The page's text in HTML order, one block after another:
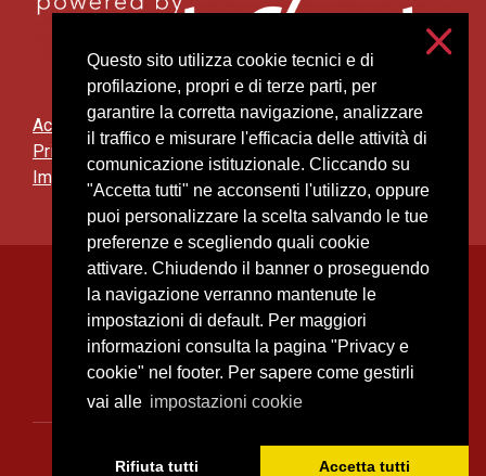
Questo sito utilizza cookie tecnici e di
profilazione, propri e di terze parti, per
garantire la corretta navigazione, analizzare
il traffico e misurare l'efficacia delle attività di
comunicazione istituzionale. Cliccando su
"Accetta tutti" ne acconsenti l'utilizzo, oppure
puoi personalizzare la scelta salvando le tue
preferenze e scegliendo quali cookie
attivare. Chiudendo il banner o proseguendo
la navigazione verranno mantenute le
impostazioni di default. Per maggiori
informazioni consulta la pagina "Privacy e
cookie" nel footer. Per sapere come gestirli
vai alle impostazioni cookie
Rifiuta tutti Accetta tutti
Accessibilità
Privacy e cookies
Impostazioni cookie
Università degli Studi di Milano
Via Festa del Perdono, 7 - 20122 Milano
Posta Elettronica Certificata
C.F. 80012650158 - P.I. 03064870151